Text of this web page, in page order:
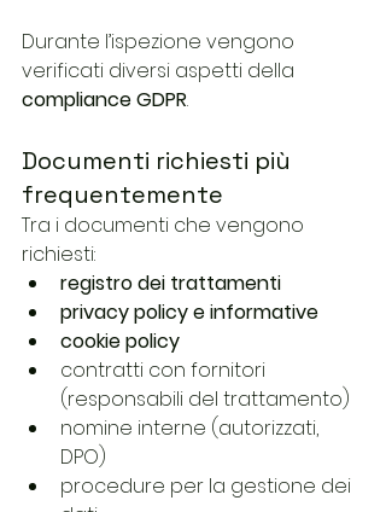
Durante l’ispezione vengono
verificati diversi aspetti della
compliance GDPR.
Documenti richiesti più
frequentemente
Tra i documenti che vengono
richiesti:
registro dei trattamenti
privacy policy e informative
cookie policy
contratti con fornitori
(responsabili del trattamento)
nomine interne (autorizzati,
DPO)
procedure per la gestione dei